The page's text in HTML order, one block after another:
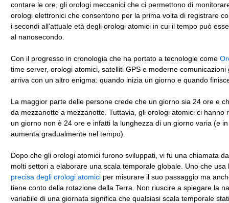
contare le ore, gli orologi meccanici che ci permettono di
orologi elettronici che consentono per la prima volta di registrare
i secondi all'attuale età degli orologi atomici in cui il tempo può
al nanosecondo.
Con il progresso in cronologia che ha portato a tecnologie come
time server, orologi atomici, satelliti GPS e moderne comunicazioni
arriva con un altro enigma: quando inizia un giorno e quando
La maggior parte delle persone crede che un giorno sia 24 ore e
da mezzanotte a mezzanotte. Tuttavia, gli orologi atomici ci hanno
un giorno non è 24 ore e infatti la lunghezza di un giorno varia (e
aumenta gradualmente nel tempo).
Dopo che gli orologi atomici furono sviluppati, vi fu una chiamata
molti settori a elaborare una scala temporale globale. Uno che
precisa degli orologi atomici per misurare il suo passaggio ma
tiene conto della rotazione della Terra. Non riuscire a spiegare la
variabile di una giornata significa che qualsiasi scala temporale